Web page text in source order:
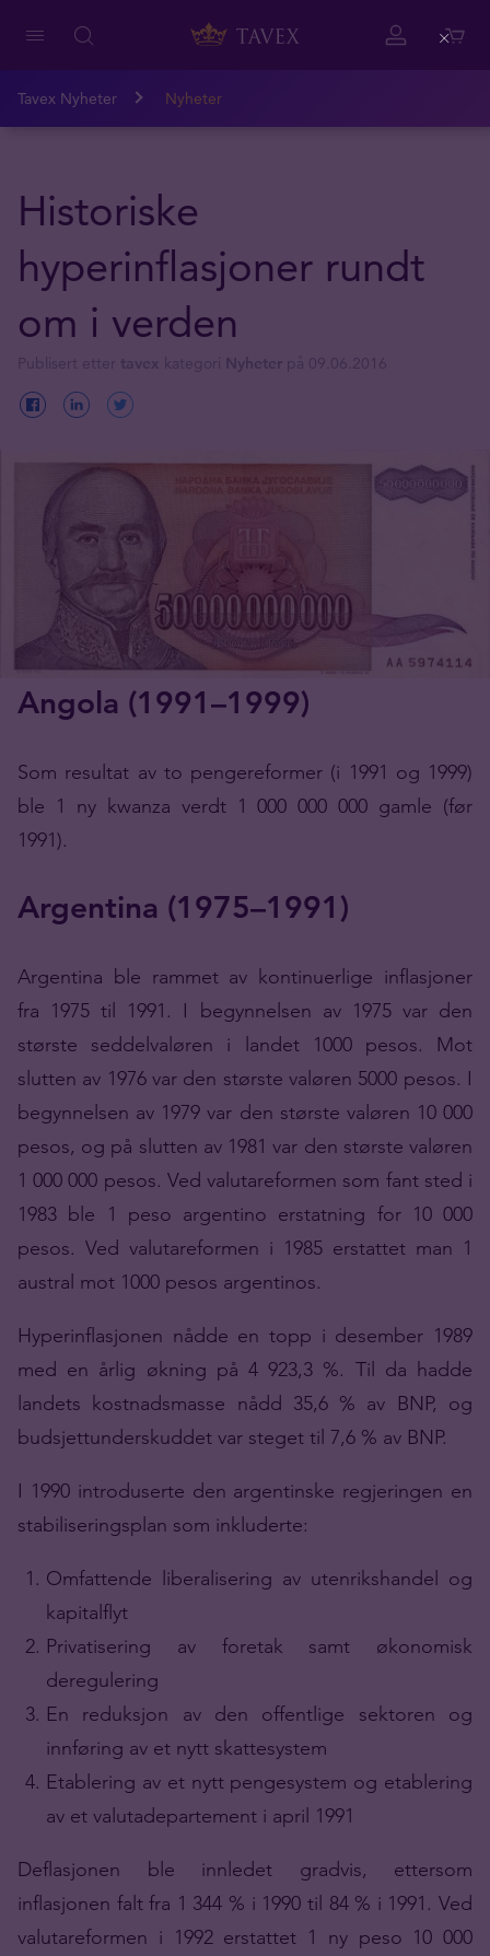
Tavex Nyheter Nyheter
Historiske
hyperinflasjoner rundt
om i verden
Angola (1991–1999)
Som resultat av to pengereformer (i 1991 og 1999)
ble 1 ny kwanza verdt 1 000 000 000 gamle (før
1991).
Argentina (1975–1991)
Argentina ble rammet av kontinuerlige inflasjoner
fra 1975 til 1991. I begynnelsen av 1975 var den
største seddelvaløren i landet 1000 pesos. Mot
slutten av 1976 var den største valøren 5000 pesos. I
begynnelsen av 1979 var den største valøren 10 000
pesos, og på slutten av 1981 var den største valøren
1 000 000 pesos. Ved valutareformen som fant sted i
1983 ble 1 peso argentino erstatning for 10 000
pesos. Ved valutareformen i 1985 erstattet man 1
austral mot 1000 pesos argentinos.
Hyperinflasjonen nådde en topp i desember 1989
med en årlig økning på 4 923,3 %. Til da hadde
landets kostnadsmasse nådd 35,6 % av BNP, og
budsjettunderskuddet var steget til 7,6 % av BNP.
I 1990 introduserte den argentinske regjeringen en
stabiliseringsplan som inkluderte:
Omfattende liberalisering av utenrikshandel og
kapitalflyt
Privatisering av foretak samt økonomisk
deregulering
En reduksjon av den offentlige sektoren og
innføring av et nytt skattesystem
Etablering av et nytt pengesystem og etablering
av et valutadepartement i april 1991
Deflasjonen ble innledet gradvis, ettersom
inflasjonen falt fra 1 344 % i 1990 til 84 % i 1991. Ved
valutareformen i 1992 erstattet 1 ny peso 10 000
Close